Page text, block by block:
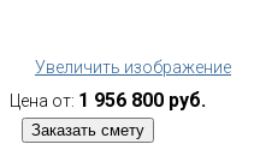
Увеличить изображение
Цена от: 1 956 800 руб.